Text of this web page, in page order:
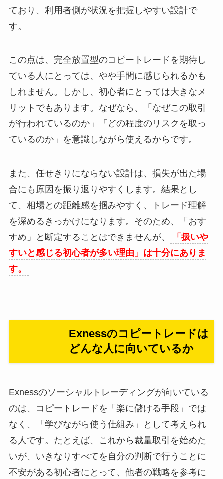
ており、利用者側が状況を把握しやすい設計で
す。
この点は、完全放置型のコピートレードを期待し
ている人にとっては、やや手間に感じられるかも
しれません。しかし、初心者にとっては大きなメ
リットでもあります。なぜなら、「なぜこの取引
が行われているのか」「どの程度のリスクを取っ
ているのか」を意識しながら使えるからです。
また、任せきりにならない設計は、損失が出た場
合にも原因を振り返りやすくします。結果とし
て、相場との距離感を掴みやすく、トレード理解
を深めるきっかけになります。そのため、「おす
すめ」と断定することはできませんが、
「扱いや
すいと感じる初心者が多い理由」は十分にありま
す。
Exnessのコピートレードは
どんな人に向いているか
Exnessのソーシャルトレーディングが向いている
のは、コピートレードを「楽に儲ける手段」では
なく、「学びながら使う仕組み」として考えられ
る人です。たとえば、これから裁量取引を始めた
いが、いきなりすべてを自分の判断で行うことに
不安がある初心者にとって、他者の戦略を参考に